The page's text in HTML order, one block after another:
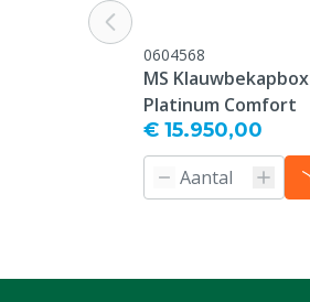
0604568
MS Klauwbekapbox
Platinum Comfort
€ 15.950,00